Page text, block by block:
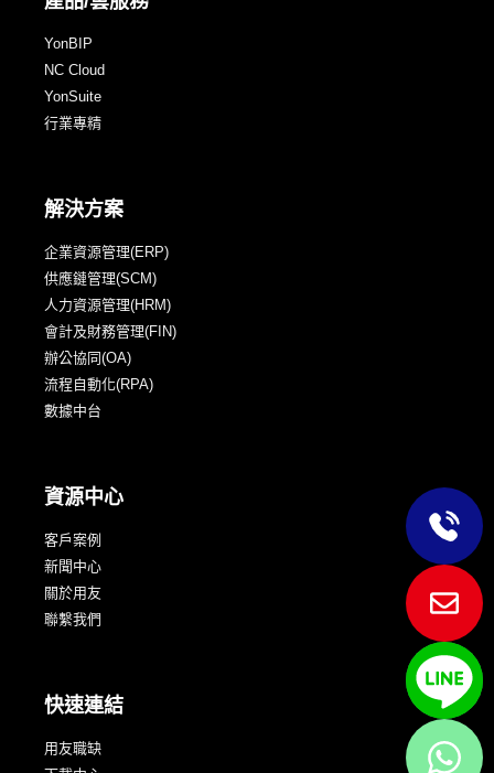
YonBIP
NC Cloud
YonSuite
行業專精
解決方案
企業資源管理(ERP)
供應鏈管理(SCM)
人力資源管理(HRM)
會計及財務管理(FIN)
辦公協同(OA)
流程自動化(RPA)
數據中台
資源中心
客戶案例
新聞中心
關於用友
聯繫我們
快速連結
用友職缺